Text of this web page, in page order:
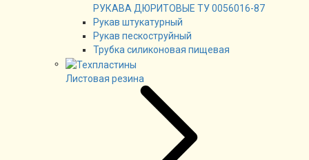
РУКАВА ДЮРИТОВЫЕ ТУ 0056016-87
Рукав штукатурный
Рукав пескоструйный
Трубка силиконовая пищевая
Листовая резина